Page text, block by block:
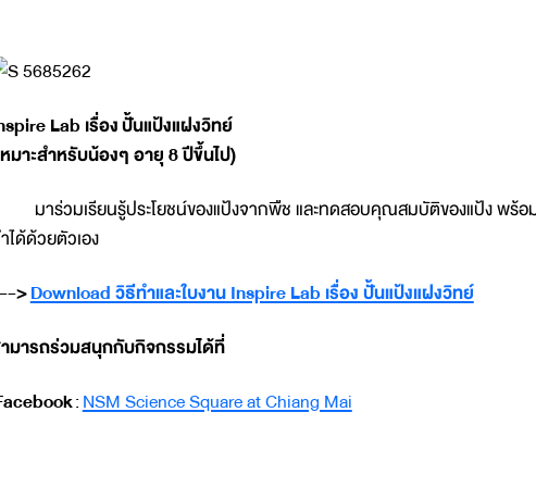
Lab เรื่อง ปั้นแป้งแฝงวิทย์
หมาะสำหรับน้องๆ อายุ 8 ปีขึ้นไป)
มาร่วมเรียนรู้ประโยชน์ของแป้งจากพืช และทดสอบคุณสมบัติของแป้ง พร้อ
ได้ด้วยตัวเอง
>Download วิธีทำและใบงาน Inspire Lab เรื่อง ปั้นแป้งแฝงวิทย์
มารถร่วมสนุกกับกิจกรรมได้ที่
:NSM Science Square at Chiang Mai